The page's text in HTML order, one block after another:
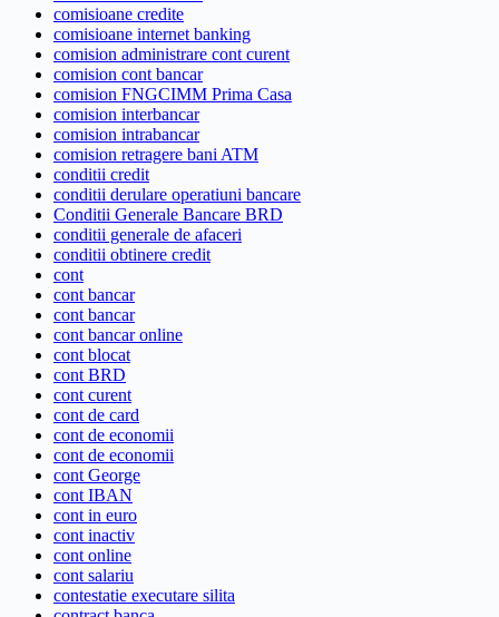
comisioane credite
comisioane internet banking
comision administrare cont curent
comision cont bancar
comision FNGCIMM Prima Casa
comision interbancar
comision intrabancar
comision retragere bani ATM
conditii credit
conditii derulare operatiuni bancare
Conditii Generale Bancare BRD
conditii generale de afaceri
conditii obtinere credit
cont
cont bancar
cont bancar
cont bancar online
cont blocat
cont BRD
cont curent
cont de card
cont de economii
cont de economii
cont George
cont IBAN
cont in euro
cont inactiv
cont online
cont salariu
contestatie executare silita